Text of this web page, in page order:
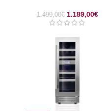
1.499,00€ 1.189,00€